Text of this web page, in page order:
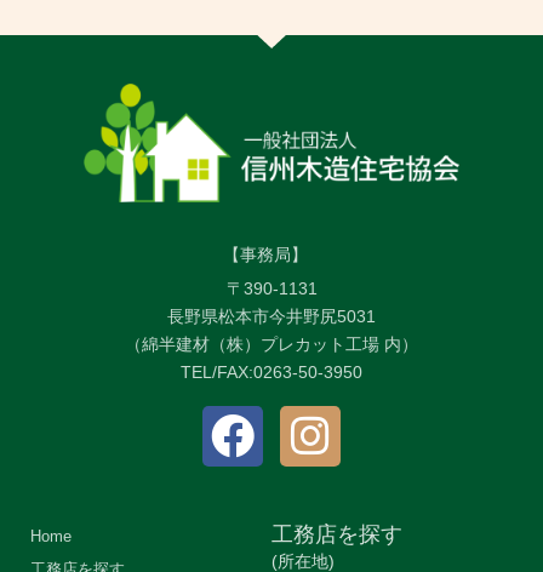
【事務局】
〒390-1131
長野県松本市今井野尻5031
（綿半建材（株）プレカット工場 内）
TEL/FAX:0263-50-3950
Home
工務店を探す
(所在地)